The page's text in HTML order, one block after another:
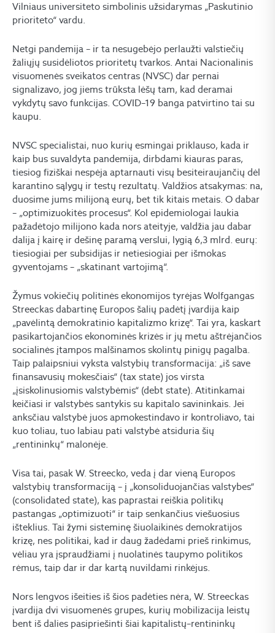
Vilniaus universiteto simbolinis užsidarymas „Paskutinio
prioriteto“ vardu.
Netgi pandemija – ir ta nesugebėjo perlaužti valstiečių
žaliųjų susidėliotos prioritetų tvarkos. Antai Nacionalinis
visuomenės sveikatos centras (NVSC) dar pernai
signalizavo, jog jiems trūksta lėšų tam, kad deramai
vykdytų savo funkcijas. COVID–19 banga patvirtino tai su
kaupu.
NVSC specialistai, nuo kurių esmingai priklauso, kada ir
kaip bus suvaldyta pandemija, dirbdami kiauras paras,
tiesiog fiziškai nespėja aptarnauti visų besiteiraujančių dėl
karantino sąlygų ir testų rezultatų. Valdžios atsakymas: na,
duosime jums milijoną eurų, bet tik kitais metais. O dabar
– „optimizuokitės procesus“. Kol epidemiologai laukia
pažadėtojo milijono kada nors ateityje, valdžia jau dabar
dalija į kairę ir dešinę paramą verslui, lygią 6,3 mlrd. eurų:
tiesiogiai per subsidijas ir netiesiogiai per išmokas
gyventojams – „skatinant vartojimą“.
Žymus vokiečių politinės ekonomijos tyrėjas Wolfgangas
Streeckas dabartinę Europos šalių padėtį įvardija kaip
„pavėlintą demokratinio kapitalizmo krizę“. Tai yra, kaskart
pasikartojančios ekonominės krizės ir jų metu aštrėjančios
socialinės įtampos malšinamos skolintų pinigų pagalba.
Taip palaipsniui vyksta valstybių transformacija: „iš save
finansavusių mokesčiais“ (tax state) jos virsta
„įsiskolinusiomis valstybėmis“ (debt state). Atitinkamai
keičiasi ir valstybės santykis su kapitalo savininkais. Jei
anksčiau valstybė juos apmokestindavo ir kontroliavo, tai
kuo toliau, tuo labiau pati valstybė atsiduria šių
„rentininkų“ malonėje.
Visa tai, pasak W. Streecko, veda į dar vieną Europos
valstybių transformaciją – į „konsoliduojančias valstybes“
(consolidated state), kas paprastai reiškia politikų
pastangas „optimizuoti“ ir taip senkančius viešuosius
išteklius. Tai žymi sisteminę šiuolaikinės demokratijos
krizę, nes politikai, kad ir daug žadėdami prieš rinkimus,
vėliau yra įspraudžiami į nuolatinės taupymo politikos
rėmus, taip dar ir dar kartą nuvildami rinkėjus.
Nors lengvos išeities iš šios padėties nėra, W. Streeckas
įvardija dvi visuomenės grupes, kurių mobilizacija leistų
bent iš dalies pasipriešinti šiai kapitalistų–rentininkų